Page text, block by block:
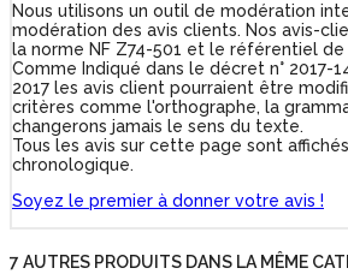
Nous utilisons un outil de modération
modération des avis clients. Nos avis-
la norme NF Z74-501 et le référentiel de
Comme Indiqué dans le décret n° 2017-
2017 les avis client pourraient être
critères comme l'orthographe, la
changerons jamais le sens du texte.
Tous les avis sur cette page sont
chronologique.
Soyez le premier à donner votre avis !
7 AUTRES PRODUITS DANS LA MÊME